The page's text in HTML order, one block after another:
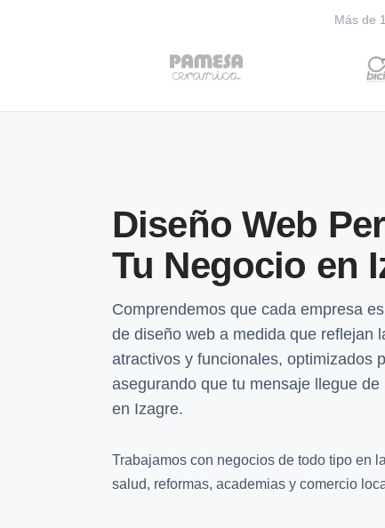
Más de
Diseño Web
Tu Negocio en
Comprendemos que cada empresa
de diseño web a medida que reflejan
atractivos y funcionales, optimizados
asegurando que tu mensaje llegue
en Izagre.
Trabajamos con negocios de todo tipo en
salud, reformas, academias y comercio